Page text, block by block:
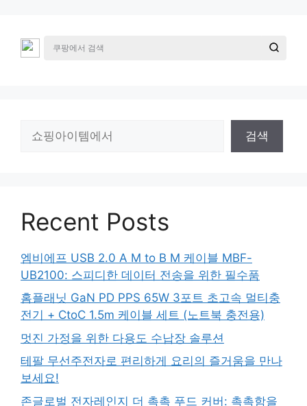
검색
Recent Posts
엠비에프 USB 2.0 A M to B M 케이블 MBF-
UB2100: 스피디한 데이터 전송을 위한 필수품
홈플래닛 GaN PD PPS 65W 3포트 초고속 멀티충
전기 + CtoC 1.5m 케이블 세트 (노트북 충전용)
멋진 가정을 위한 다용도 수납장 솔루션
테팔 무선주전자로 편리하게 요리의 즐거움을 만나
보세요!
존글로벌 전자레인지 더 촉촉 푸드 커버: 촉촉함을